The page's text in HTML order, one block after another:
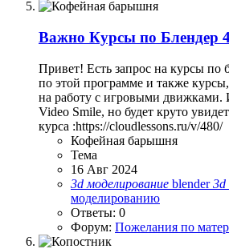
Важно Курсы по Блендер
Привет! Есть запрос на курсы по
по этой программе и также
на работу с игровыми движками.
Video Smile, но будет круто
курса :https://cloudlessons.ru/v/480/
Кофейная барышня
Тема
16 Авг 2024
3d моделирование blender3d
моделированию
Ответы: 0
Форум: Пожелания по